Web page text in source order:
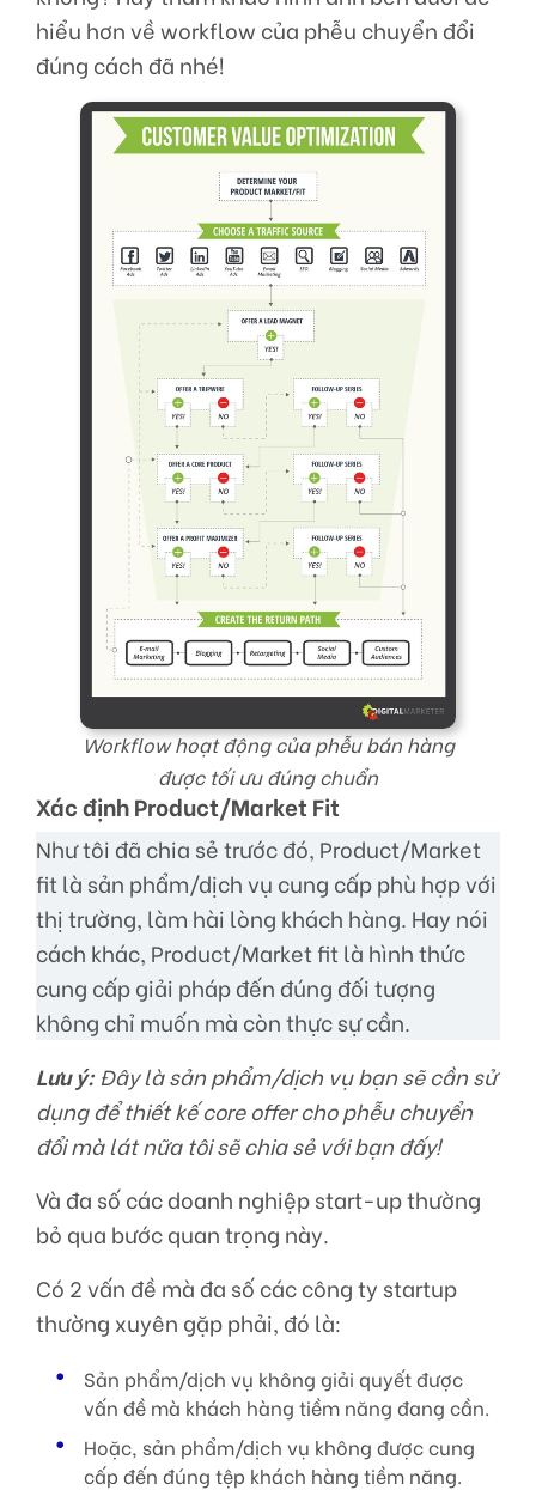
hiểu hơn về workflow của phễu chuyển đổi
đúng cách đã nhé!
Workflow hoạt động của phễu bán hàng
được tối ưu đúng chuẩn
Xác định Product/Market Fit
Như tôi đã chia sẻ trước đó, Product/Market
fit là sản phẩm/dịch vụ cung cấp phù hợp với
thị trường, làm hài lòng khách hàng. Hay nói
cách khác, Product/Market fit là hình thức
cung cấp giải pháp đến đúng đối tượng
không chỉ muốn mà còn thực sự cần.
Lưu ý: Đây là sản phẩm/dịch vụ bạn sẽ cần sử
dụng để thiết kế core offer cho phễu chuyển
đổi mà lát nữa tôi sẽ chia sẻ với bạn đấy!
Và đa số các doanh nghiệp start-up thường
bỏ qua bước quan trọng này.
Có 2 vấn đề mà đa số các công ty startup
thường xuyên gặp phải, đó là:
Sản phẩm/dịch vụ không giải quyết được
vấn đề mà khách hàng tiềm năng đang cần.
Hoặc, sản phẩm/dịch vụ không được cung
cấp đến đúng tệp khách hàng tiềm năng.